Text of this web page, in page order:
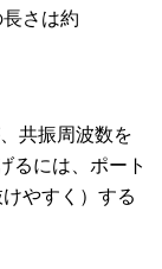
さは約
共振周波数を
るには、ポート
やすく）する